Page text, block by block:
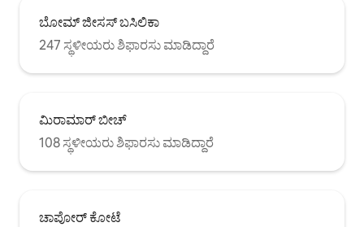
ಬೋಮ್ ಜೀಸಸ್ ಬಸಿಲಿಕಾ
247 ಸ್ಥಳೀಯರು ಶಿಫಾರಸು ಮಾಡಿದ್ದಾರೆ
ಮಿರಾಮಾರ್ ಬೀಚ್
108 ಸ್ಥಳೀಯರು ಶಿಫಾರಸು ಮಾಡಿದ್ದಾರೆ
ಚಾಪೋರ್ ಕೋಟೆ